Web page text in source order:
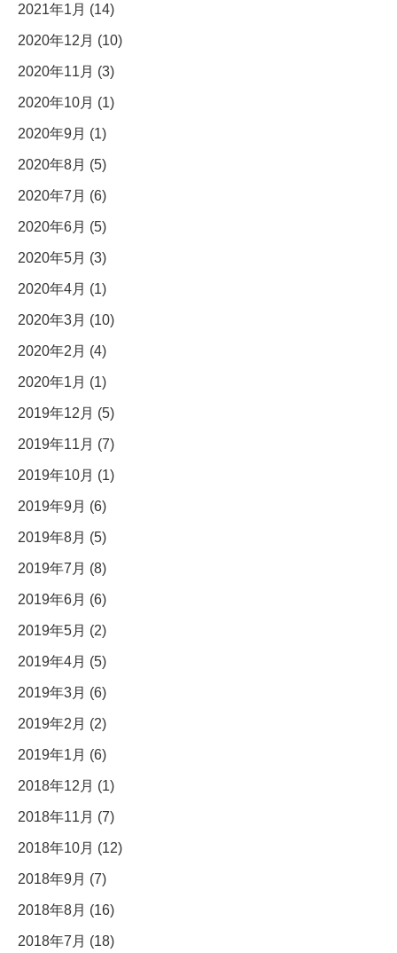
2021年1月 (14)
2020年12月 (10)
2020年11月 (3)
2020年10月 (1)
2020年9月 (1)
2020年8月 (5)
2020年7月 (6)
2020年6月 (5)
2020年5月 (3)
2020年4月 (1)
2020年3月 (10)
2020年2月 (4)
2020年1月 (1)
2019年12月 (5)
2019年11月 (7)
2019年10月 (1)
2019年9月 (6)
2019年8月 (5)
2019年7月 (8)
2019年6月 (6)
2019年5月 (2)
2019年4月 (5)
2019年3月 (6)
2019年2月 (2)
2019年1月 (6)
2018年12月 (1)
2018年11月 (7)
2018年10月 (12)
2018年9月 (7)
2018年8月 (16)
2018年7月 (18)